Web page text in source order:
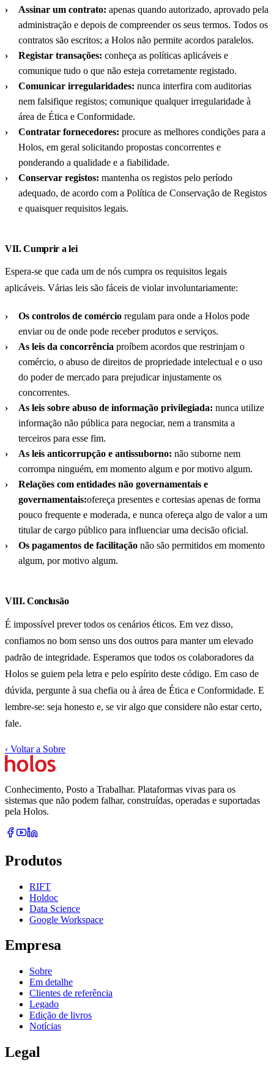
Assinar um contrato: apenas quando autorizado, aprovado pela
administração e depois de compreender os seus termos. Todos os
contratos são escritos; a Holos não permite acordos paralelos.
Registar transações: conheça as políticas aplicáveis e
comunique tudo o que não esteja corretamente registado.
Comunicar irregularidades: nunca interfira com auditorias
nem falsifique registos; comunique qualquer irregularidade à
área de Ética e Conformidade.
Contratar fornecedores: procure as melhores condições para a
Holos, em geral solicitando propostas concorrentes e
ponderando a qualidade e a fiabilidade.
Conservar registos: mantenha os registos pelo período
adequado, de acordo com a Política de Conservação de Registos
e quaisquer requisitos legais.
VII. Cumprir a lei
Espera-se que cada um de nós cumpra os requisitos legais
aplicáveis. Várias leis são fáceis de violar involuntariamente:
Os controlos de comércio regulam para onde a Holos pode
enviar ou de onde pode receber produtos e serviços.
As leis da concorrência proíbem acordos que restrinjam o
comércio, o abuso de direitos de propriedade intelectual e o uso
do poder de mercado para prejudicar injustamente os
concorrentes.
As leis sobre abuso de informação privilegiada: nunca utilize
informação não pública para negociar, nem a transmita a
terceiros para esse fim.
As leis anticorrupção e antissuborno: não suborne nem
corrompa ninguém, em momento algum e por motivo algum.
Relações com entidades não governamentais e
governamentais:ofereça presentes e cortesias apenas de forma
pouco frequente e moderada, e nunca ofereça algo de valor a um
titular de cargo público para influenciar uma decisão oficial.
Os pagamentos de facilitação não são permitidos em momento
algum, por motivo algum.
VIII. Conclusão
É impossível prever todos os cenários éticos. Em vez disso,
confiamos no bom senso uns dos outros para manter um elevado
padrão de integridade. Esperamos que todos os colaboradores da
Holos se guiem pela letra e pelo espírito deste código. Em caso de
dúvida, pergunte à sua chefia ou à área de Ética e Conformidade. E
lembre-se: seja honesto e, se vir algo que considere não estar certo,
fale.
‹ Voltar a Sobre
Conhecimento, Posto a Trabalhar. Plataformas vivas para os
sistemas que não podem falhar, construídas, operadas e suportadas
pela Holos.
Produtos
RIFT
Holdoc
Data Science
Google Workspace
Empresa
Sobre
Em detalhe
Clientes de referência
Legado
Edição de livros
Notícias
Legal